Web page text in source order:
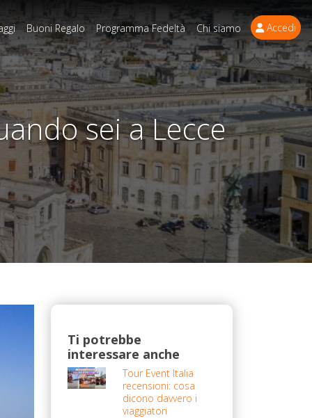
Buoni Regalo Programma Fedeltà Chi siamo Accedi
sei a Lecce
Ti potrebbe
interessare anche
Tour Event Italia
recensioni: cosa
dicono davvero i
viaggiatori